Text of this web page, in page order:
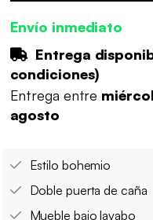
Envío inmediato
Entrega
condiciones)
Entrega entre
agosto
Estilo bohemio
Doble puerta de caña
Mueble bajo lavabo